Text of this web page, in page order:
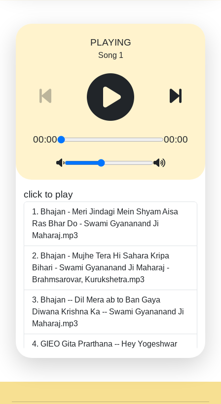
PLAYING
Song 1
00:00 00:00
click to play
Bhajan - Meri Jindagi Mein Shyam Aisa
Ras Bhar Do - Swami Gyananand Ji
Maharaj.mp3
Bhajan - Mujhe Tera Hi Sahara Kripa
Bihari - Swami Gyananand Ji Maharaj -
Brahmsarovar, Kurukshetra.mp3
Bhajan -- Dil Mera ab to Ban Gaya
Diwana Krishna Ka -- Swami Gyananand Ji
Maharaj.mp3
GIEO Gita Prarthana -- Hey Yogeshwar
II Swami Gyananand Ji Maharaj.mp3